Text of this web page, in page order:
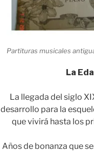
Partituras musicales
La
La llegada del siglo
desarrollo para la
que vivirá hasta los
Años de bonanza que